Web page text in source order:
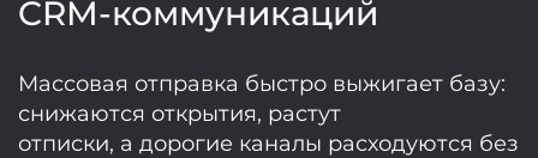
CRM-коммуникаций
Массовая отправка быстро выжигает базу:
снижаются открытия, растут
отписки, а дорогие каналы расходуются без